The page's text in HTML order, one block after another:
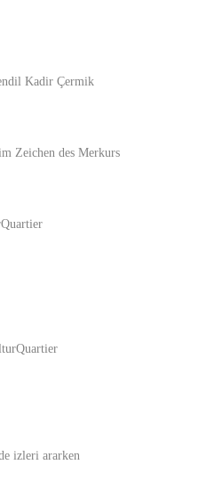
Kadir Çermik
Zeichen des Merkurs
izleri ararken